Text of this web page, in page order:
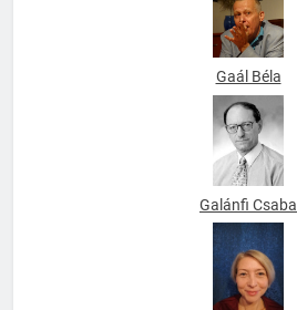
Gaál Béla
Galánfi Csaba